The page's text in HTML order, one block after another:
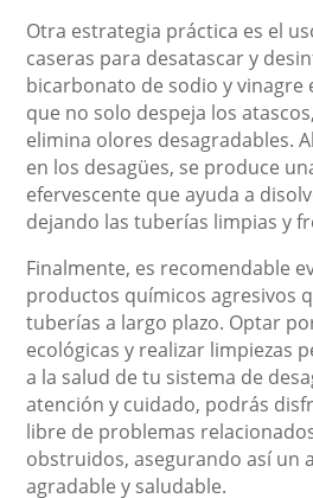
Otra estrategia práctica es el
caseras para desatascar y
bicarbonato de sodio y
que no solo despeja los
elimina olores desagradables.
en los desagües, se produce
efervescente que ayuda a
dejando las tuberías limpias y
Finalmente, es recomendable
productos químicos agresivos
tuberías a largo plazo. Optar
ecológicas y realizar limpiezas
a la salud de tu sistema de
atención y cuidado, podrás
libre de problemas
obstruidos, asegurando así un
agradable y saludable.